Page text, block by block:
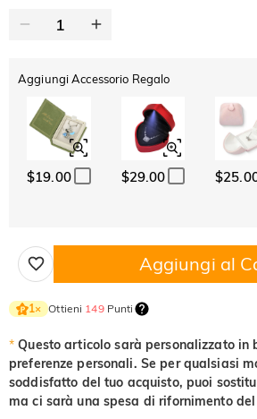
Aggiungi Accessorio Regalo
$19.00 $29.00
Aggiungi al
1× Ottieni 149Punti
* Questo articolo sarà personalizzato in
preferenze personali. Se per qualsiasi
soddisfatto del tuo acquisto, puoi
ma ci sarà una spesa di rifornimento del